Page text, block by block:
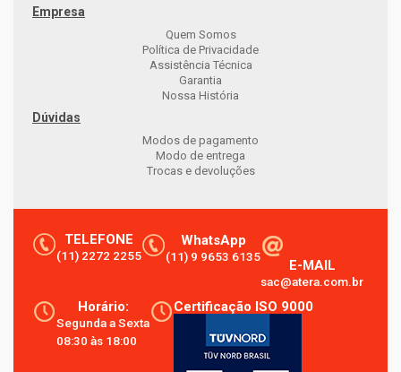
Empresa
Quem Somos
Política de Privacidade
Assistência Técnica
Garantia
Nossa História
Dúvidas
Modos de pagamento
Modo de entrega
Trocas e devoluções
TELEFONE
(11) 2272 2255
WhatsApp
(11) 9 9653 6135
E-MAIL
sac@atera.com.br
Horário:
Segunda a Sexta
08:30 às 18:00
Certificação ISO 9000